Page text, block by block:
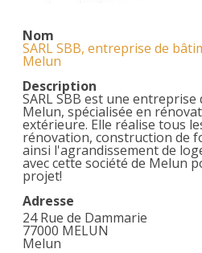
Nom
SARL SBB, entreprise de
Melun
Description
SARL SBB est une
Melun, spécialisée en
extérieure. Elle réalise tous
rénovation, construction de
ainsi l'agrandissement de
avec cette société de Melun
projet!
Adresse
24 Rue de Dammarie
77000 MELUN
Melun